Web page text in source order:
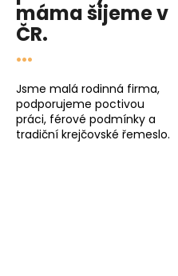
mámašijeme v
ČR.
...
Jsme malá rodinná firma,
podporujeme poctivou
práci, férové podmínky a
tradiční krejčovské řemeslo.